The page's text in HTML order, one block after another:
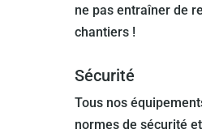
ne pas entraîner de
chantiers !
Sécurité
Tous nos
normes de sécurité